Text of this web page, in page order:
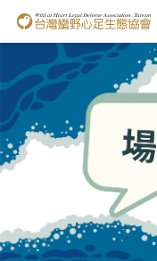
台灣蠻野心足生態協會
認識蠻野
議題與行動
環境教育
白海豚媽祖宮
支持蠻野